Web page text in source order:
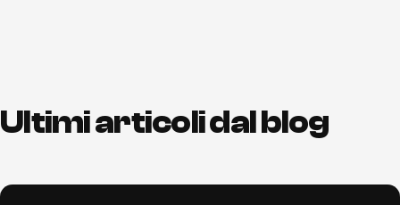
Ultimi articoli dal blog